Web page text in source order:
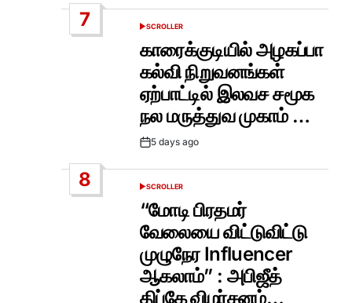
7
POSTED
SCROLLER
காரைக்குடியில் அழகப்பா
கல்வி நிறுவனங்கள்
ஏற்பாட்டில் இலவச சமூக
நல மருத்துவ முகாம் …
Post5 days ago
8
POSTED
SCROLLER
“மோடி பிரதமர்
வேலையை விட்டுவிட்டு
முழுநேர Influencer
ஆகலாம்” : அபிஜீத்
திப்கே விமர்சனம்…